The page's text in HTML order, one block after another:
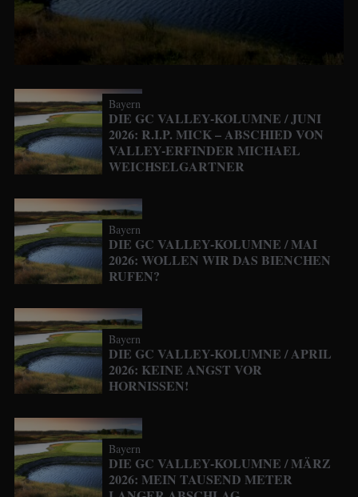
Bayern
DIE GC VALLEY-KOLUMNE / JUNI
2026: R.I.P. MICK – ABSCHIED VON
VALLEY-ERFINDER MICHAEL
WEICHSELGARTNER
Bayern
DIE GC VALLEY-KOLUMNE / MAI
2026: WOLLEN WIR DAS BIENCHEN
RUFEN?
Bayern
DIE GC VALLEY-KOLUMNE / APRIL
2026: KEINE ANGST VOR
HORNISSEN!
Bayern
DIE GC VALLEY-KOLUMNE / MÄRZ
2026: MEIN TAUSEND METER